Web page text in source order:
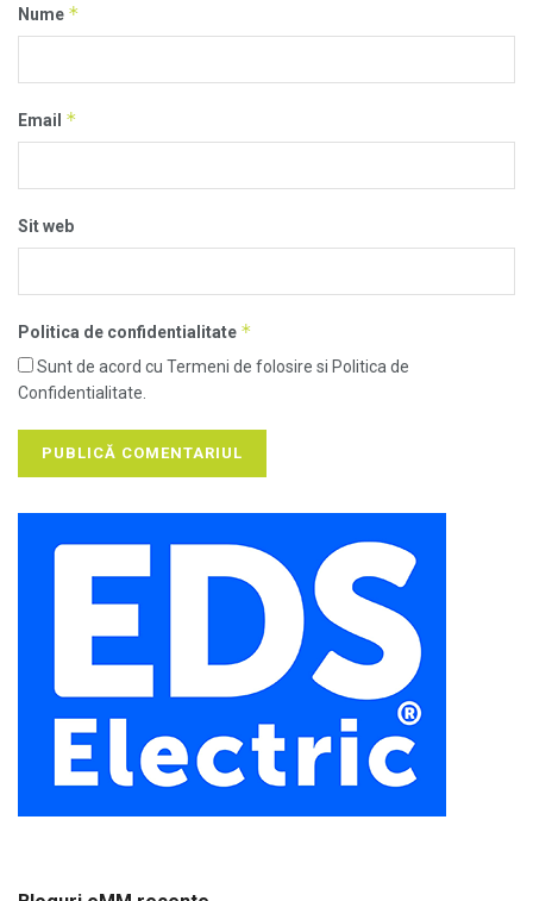
Nume *
Email *
Sit web
Politica de confidentialitate *
Sunt de acord cu Termeni de folosire si Politica de
Confidentialitate.